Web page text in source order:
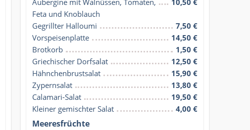
Feta und Knoblauch
Gegrillter Halloumi
7,50 €
Vorspeisenplatte
14,50 €
Brotkorb
1,50 €
Griechischer Dorfsalat
12,50 €
Hähnchenbrustsalat
15,90 €
Zypernsalat
13,80 €
Calamari-Salat
19,50 €
Kleiner gemischter Salat
4,00 €
Meeresfrüchte